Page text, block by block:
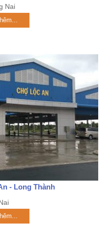
Nai
- Long Thành